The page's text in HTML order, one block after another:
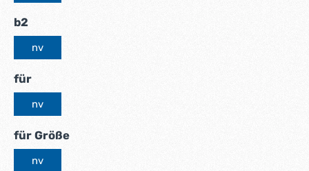
b2
nv
fürauswählen
nv
für Größeauswählen
nv